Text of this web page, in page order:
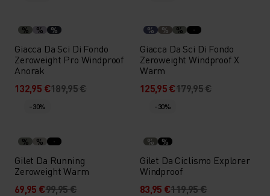
% % %
Giacca Da Sci Di Fondo
Zeroweight Pro Windproof
Anorak
132,95 €189,95 €
% % %
Giacca Da Sci Di Fondo
Zeroweight Windproof X
Warm
125,95 €179,95 €
-30%
% %
Gilet Da Running
Zeroweight Warm
69,95 €99,95 €
-30%
% %
Gilet Da Ciclismo Explorer
Windproof
83,95 €119,95 €